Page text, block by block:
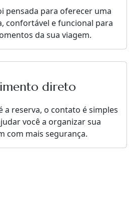
pensada para oferecer uma
confortável e funcional para
da sua viagem.
direto
a reserva, o contato é simples
você a organizar sua
com mais segurança.